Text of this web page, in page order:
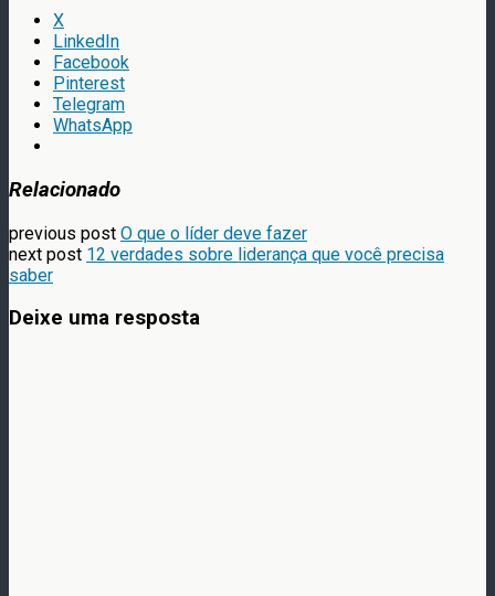
X
LinkedIn
Facebook
Pinterest
Telegram
WhatsApp
Relacionado
previous post O que o líder deve fazer
next post 12 verdades sobre liderança que você precisa
saber
Deixe uma resposta